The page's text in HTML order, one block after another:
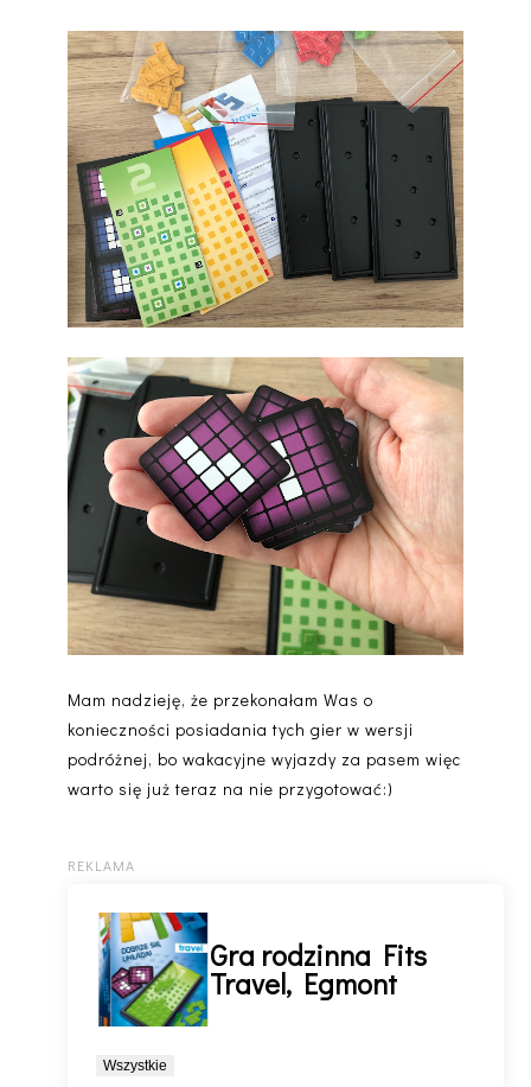
Mam nadzieję, że przekonałam Was o
konieczności posiadania tych gier w wersji
podróżnej, bo wakacyjne wyjazdy za pasem więc
warto się już teraz na nie przygotować:)